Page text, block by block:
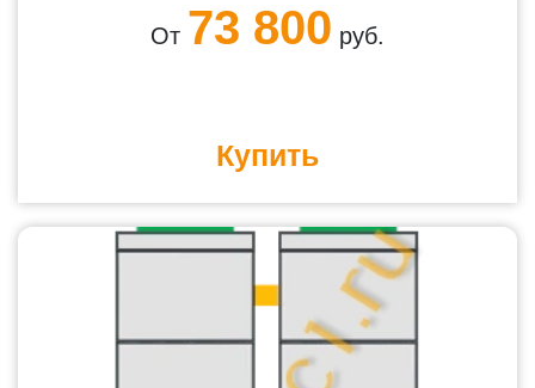
От 73 800 руб.
Купить